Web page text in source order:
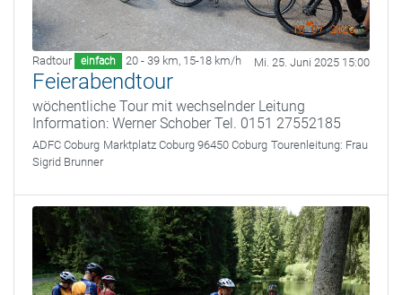
Radtour einfach 20 - 39 km, 15-18 km/h Mi. 25. Juni 2025 15:00
Feierabendtour
wöchentliche Tour mit wechselnder Leitung
Information: Werner Schober Tel. 0151 27552185
ADFC Coburg Marktplatz Coburg 96450 Coburg Tourenleitung: Frau
Sigrid Brunner